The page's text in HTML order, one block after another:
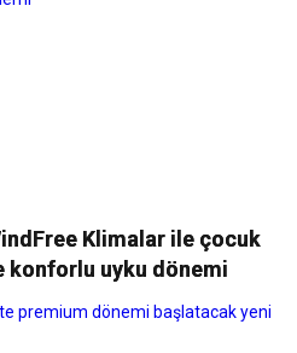
Klimalar ile çocuk
konforlu uyku dönemi